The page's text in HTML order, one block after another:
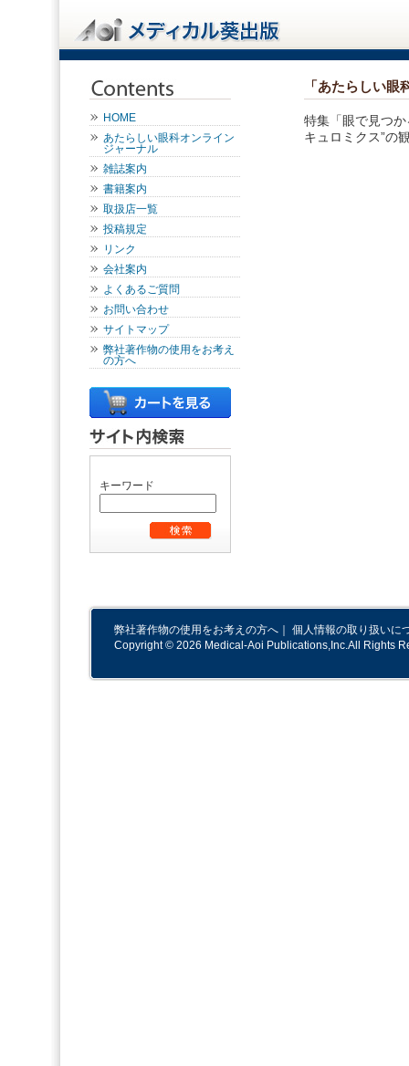
HOME
あたらしい眼科オンライン
ジャーナル
雑誌案内
書籍案内
取扱店一覧
投稿規定
リンク
会社案内
よくあるご質問
お問い合わせ
サイトマップ
弊社著作物の使用をお考え
の方へ
キーワード
「あたらしい眼
特集「眼で見つ
キュロミクス”の
弊社著作物の使用をお考えの方へ ｜ 個人情報の取り扱いに
Copyright © 2026 Medical-Aoi Publications,Inc.All Rights